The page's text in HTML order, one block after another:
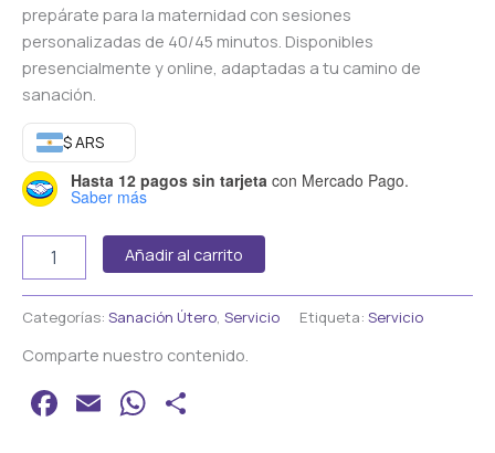
prepárate para la maternidad con sesiones
personalizadas de 40/45 minutos. Disponibles
presencialmente y online, adaptadas a tu camino de
sanación.
$ ARS
Hasta 12 pagos sin tarjeta con Mercado Pago.
Saber más
Añadir al carrito
Categorías: Sanación Útero, Servicio Etiqueta: Servicio
Comparte nuestro contenido.
Facebook
EmailWhatsApp